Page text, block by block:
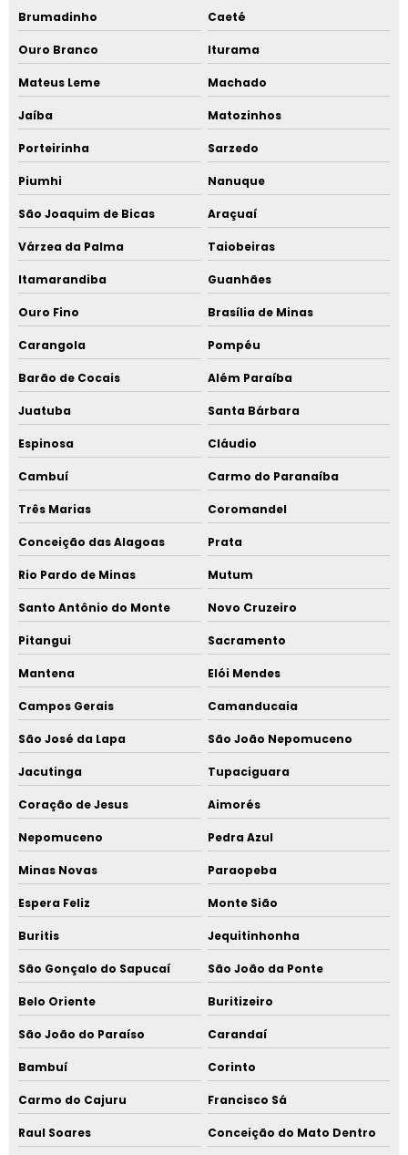
Brumadinho Caeté
Ouro Branco Iturama
Mateus Leme Machado
Jaíba Matozinhos
Porteirinha Sarzedo
Piumhi Nanuque
São Joaquim de Bicas Araçuaí
Várzea da Palma Taiobeiras
Itamarandiba Guanhães
Ouro Fino Brasília de Minas
Carangola Pompéu
Barão de Cocais Além Paraíba
Juatuba Santa Bárbara
Espinosa Cláudio
Cambuí Carmo do Paranaíba
Três Marias Coromandel
Conceição das Alagoas Prata
Rio Pardo de Minas Mutum
Santo Antônio do Monte Novo Cruzeiro
Pitangui Sacramento
Mantena Elói Mendes
Campos Gerais Camanducaia
São José da Lapa São João Nepomuceno
Jacutinga Tupaciguara
Coração de Jesus Aimorés
Nepomuceno Pedra Azul
Minas Novas Paraopeba
Espera Feliz Monte Sião
Buritis Jequitinhonha
São Gonçalo do Sapucaí São João da Ponte
Belo Oriente Buritizeiro
São João do Paraíso Carandaí
Bambuí Corinto
Carmo do Cajuru Francisco Sá
Raul Soares Conceição do Mato Dentro